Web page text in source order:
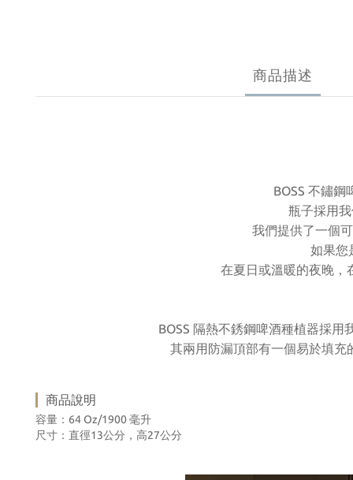
商品描述
BOSS 不鏽
瓶子採用
我們提供了一個
如果您
在夏日或溫暖的夜晚，
BOSS 隔熱不銹鋼啤酒種植器採
其兩用防漏頂部有一個易於填
商品說明
容量：64 Oz/1900 毫升
尺寸：直徑13公分，高27公分